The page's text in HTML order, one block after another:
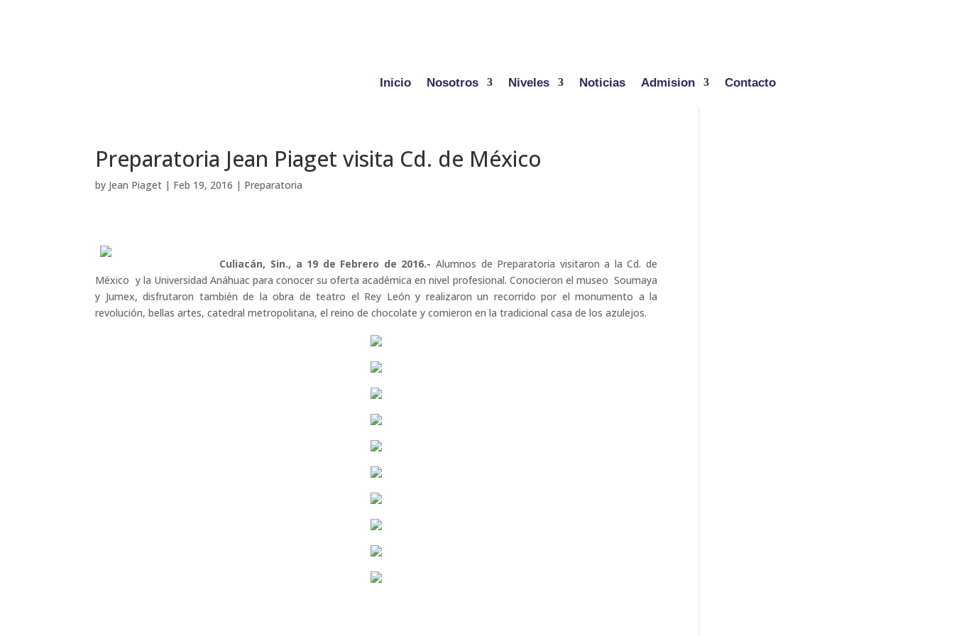
Inicio Nosotros Niveles Noticias Admision Contacto
Preparatoria Jean Piaget visita Cd. de México
by Jean Piaget | Feb 19, 2016 | Preparatoria
Culiacán, Sin., a 19 de Febrero de 2016.- Alumnos de Preparatoria visitaron a la Cd. de
México y la Universidad Anáhuac para conocer su oferta académica en nivel profesional. Conocieron el museo Soumaya
y Jumex, disfrutaron también de la obra de teatro el Rey León y realizaron un recorrido por el monumento a la
revolución, bellas artes, catedral metropolitana, el reino de chocolate y comieron en la tradicional casa de los azulejos.